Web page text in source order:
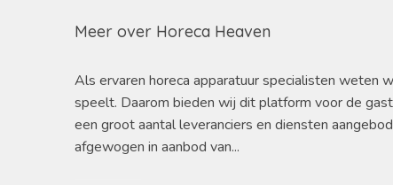
Meer over Horeca Heaven
Als ervaren horeca apparatuur specialisten weten
speelt. Daarom bieden wij dit platform voor de
een groot aantal leveranciers en diensten
afgewogen in aanbod van...